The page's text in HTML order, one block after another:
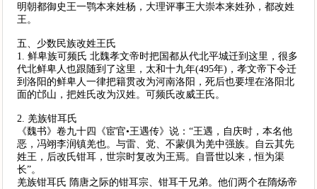
明朝都御史王一鹗本来姓杨，大理评事王大崇本来姓孙，都改姓
王。
五、少数民族改姓王氏
1. 鲜卑族可频氏 北魏孝文帝时把国都从代北平城迁到这里，很多
代北鲜卑人也跟随到了这里，太和十九年(495年)，孝文帝下令迁
到洛阳的鲜卑人一律把籍贯改为河南洛阳，死后也要埋在洛阳北
面的邙山，把姓氏改为汉姓。可频氏改威王氏。
2. 羌族钳耳氏
《魏书》卷九十四《宦官•王遇传》说：“王遇，自庆时，本名他
恶，冯翊李润镇羌也。与雷、党、不蒙俱为羌中强族。自云其先
姓王，后改氏钳耳，世宗时复改为王焉。自晋世以来，恒为渠
长”。
羌族钳耳氏 隋唐之际的钳耳宗、钳耳干兄弟。他们两个在隋炀帝